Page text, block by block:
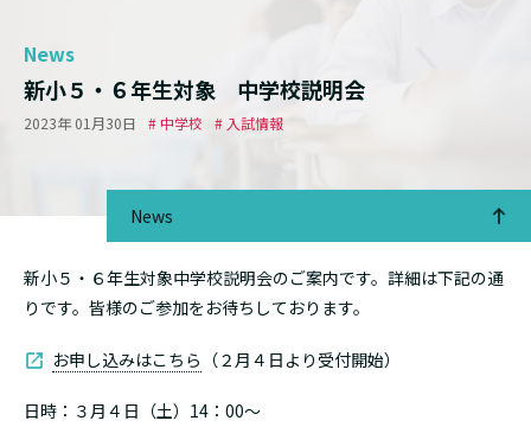
News
新小５・６年生対象 中学校説明会
2023年 01月30日 # 中学校 # 入試情報
News
新小５・６年生対象中学校説明会のご案内です。詳細は下記の通
りです。皆様のご参加をお待ちしております。
お申し込みはこちら （２月４日より受付開始）
日時：３月４日（土）14：00～